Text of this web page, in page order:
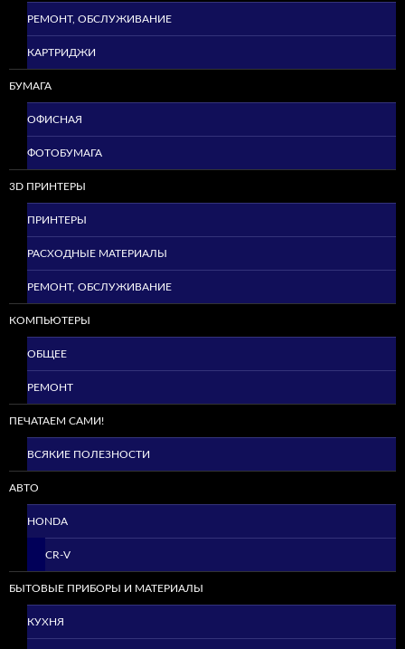
РЕМОНТ, ОБСЛУЖИВАНИЕ
КАРТРИДЖИ
БУМАГА
ОФИСНАЯ
ФОТОБУМАГА
3D ПРИНТЕРЫ
ПРИНТЕРЫ
РАСХОДНЫЕ МАТЕРИАЛЫ
РЕМОНТ, ОБСЛУЖИВАНИЕ
КОМПЬЮТЕРЫ
ОБЩЕЕ
РЕМОНТ
ПЕЧАТАЕМ САМИ!
ВСЯКИЕ ПОЛЕЗНОСТИ
АВТО
HONDA
CR-V
БЫТОВЫЕ ПРИБОРЫ И МАТЕРИАЛЫ
КУХНЯ